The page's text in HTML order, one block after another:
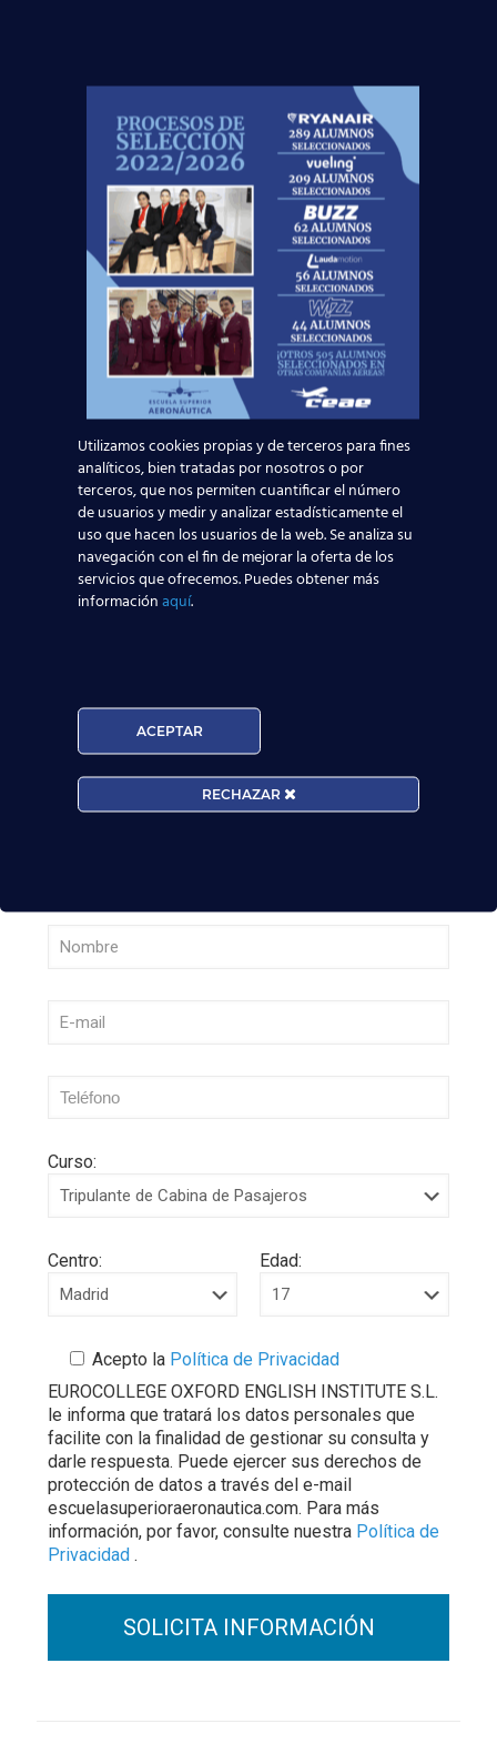
Privacidad.
¡No dejesvolaresta
oportunidad!
Noticias Relacionadas
Mapa de la aviación global 2025: las rutas más
Leer más
Madrid-Barajas supera los 6 millones de
pasajeros junio: qué significa para quienes
quieren ser TCP
¡Últimas plazas! Nuevo Curso TCP en Madrid
– Tercer cuatrimestre 2026
Leer más
Curso:
Centro: Edad:
Acepto la Política de Privacidad
EUROCOLLEGE OXFORD ENGLISH INSTITUTE S.L.
le informa que tratará los datos personales que
facilite con la finalidad de gestionar su consulta y
darle respuesta. Puede ejercer sus derechos de
protección de datos a través del e-mail
escuelasuperioraeronautica.com. Para más
información, por favor, consulte nuestra Política de
Privacidad .
Utilizamos cookies propias y de terceros para fines
analíticos, bien tratadas por nosotros o por
terceros, que nos permiten cuantificar el número
de usuarios y medir y analizar estadísticamente el
uso que hacen los usuarios de la web. Se analiza su
navegación con el fin de mejorar la oferta de los
servicios que ofrecemos. Puedes obtener más
informaciónaquí.
ACEPTAR
RECHAZAR